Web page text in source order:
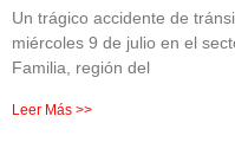
Un trágico accidente de
miércoles 9 de julio en el
Familia, región del
Leer Más >>